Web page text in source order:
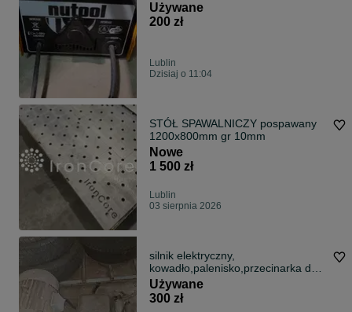
Używane
200 zł
Lublin
Dzisiaj o 11:04
STÓŁ SPAWALNICZY pospawany
1200x800mm gr 10mm
Nowe
1 500 zł
Lublin
03 sierpnia 2026
silnik elektryczny,
kowadło,palenisko,przecinarka do
metalu
Używane
300 zł